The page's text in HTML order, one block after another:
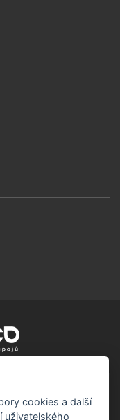
cookies a další
uživatelského